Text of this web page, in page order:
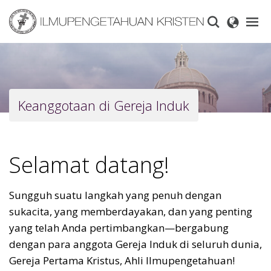
main
content
Keanggotaan di Gereja Induk
Selamat datang!
Sungguh suatu langkah yang penuh dengan
sukacita, yang memberdayakan, dan yang penting
yang telah Anda pertimbangkan—bergabung
dengan para anggota Gereja Induk di seluruh dunia,
Gereja Pertama Kristus, Ahli Ilmupengetahuan!